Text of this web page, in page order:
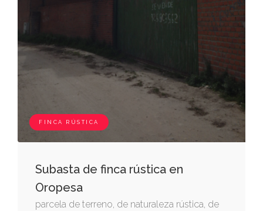
FINCA RÚSTICA
Subasta de finca rústica en
Oropesa
parcela de terreno, de naturaleza rústica, de